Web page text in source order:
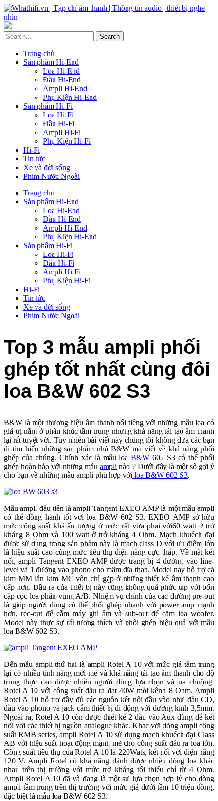
Trang chủ
Sản phẩm Hi-End
Loa Hi-End
Đầu Hi-End
Ampli Hi-End
Phụ Kiện Hi-End
Sản phẩm Hi-Fi
Loa Hi-Fi
Đầu Hi-Fi
Ampli Hi-Fi
Phụ Kiện Hi-Fi
Hi-Fi
Tin tức
Xe và đời sống
Phim Nước Ngoài
Trang chủ
Sản phẩm Hi-End
Loa Hi-End
Đầu Hi-End
Ampli Hi-End
Phụ Kiện Hi-End
Sản phẩm Hi-Fi
Loa Hi-Fi
Đầu Hi-Fi
Ampli Hi-Fi
Phụ Kiện Hi-Fi
Hi-Fi
Tin tức
Xe và đời sống
Phim Nước Ngoài
Top 3 mẫu ampli phối
ghép tốt nhất cùng đôi
loa B&W 602 S3
B&W là một thương hiệu âm thanh nổi tiếng với những mẫu loa có
giá trị nằm ở phân khúc tầm trung nhưng khả năng tái tạo âm thanh
lại rất tuyệt vời. Tuy nhiên bài viết này chúng tôi không đưa các bạn
đi tìm hiểu những sản phẩm nhà B&W mà viết về khả năng phối
ghép của chúng. Chính xác là mẫuloa B&W 602 S3 có thể phối
ghép hoàn hảo với những mẫuampli nào ? Dưới đây là một số gợi ý
cho bạn về những mẫu ampli phù hợp với loa B&W 602 S3.
Mẫu ampli đầu tiên là ampli Tangent EXEO AMP là một mẫu ampli
có thể đồng hành tốt với loa B&W 602 S3. EXEO AMP sở hữu
mức công suất khá ấn tượng ở mức rất vừa phải với60 watt ở trở
kháng 8 Ohm và 100 watt ở trở kháng 4 Ohm. Mạch khuếch đại
được sử dụng trong sản phẩm này là mạch class D với ưu điểm lớn
là hiệu suất cao cùng mức tiêu thụ điện năng cực thấp. Về mặt kết
nối, ampli Tangent EXEO AMP được trang bị 4 đường vào line-
level và 1 đường vào phono cho mâm đĩa than. Model này hỗ trợ cả
kim MM lẫn kim MC vốn chỉ gặp ở những thiết kế âm thanh cao
cấp hơn. Đầu ra của thiết bị này cũng không quá phức tạp với bốn
cặp cọc loa phân vùng A/B. Nhiệm vụ chính của các đường pre-out
là giúp người dùng có thể phối ghép nhanh với power-amp mạnh
hơn, rec-out để cắm máy ghi âm và sub-out để cắm loa woofer.
Model này thực sự rất tương thích và phối ghép hiệu quả với mẫu
loa B&W 602 S3.
Đến mẫu ampli thứ hai là ampli Rotel A 10 với mức giá tầm trung
lại có nhiều tính năng mới mẻ và khả năng tái tạo âm thanh cho độ
trung thực cao được nhiều người dùng lựa chọn và ưa chuộng.
Rotel A 10 với công suất đầu ra đạt 40W mỗi kênh 8 Ohm. Ampli
Rotel A 10 hỗ trợ đầy đủ các nguồn kết nối đầu vào như đầu CD,
đầu vào phono và jack cắm thiết bị di động với đường kính 3,5mm.
Ngoài ra, Rotel A 10 còn được thiết kế 2 đầu vào Aux dùng để kết
nối với các thiết bị nguồn analogue khác. Khác với dòng ampli công
suất RMB series, ampli Rotel A 10 sử dụng mạch khuếch đại Class
AB với hiệu suất hoạt động mạnh mẽ cho công suất đầu ra loa lớn.
Công suất tiêu thụ của Rotel A 10 là 220Wats, kết nối với điện năng
120 V. Ampli Rotel có khả năng đánh được nhiều dòng loa khác
nhau trên thị trường với mức trở kháng tối thiểu chỉ từ 4 Ohm.
Ampli Rotel A 10 đã và đang là một sự lựa chọn hợp lý cho dòng
ampli tầm trung trên thị trường với mức giá dưới tầm 10 triệu đồng,
đặc biệt là mẫu loa B&W 602 S3.